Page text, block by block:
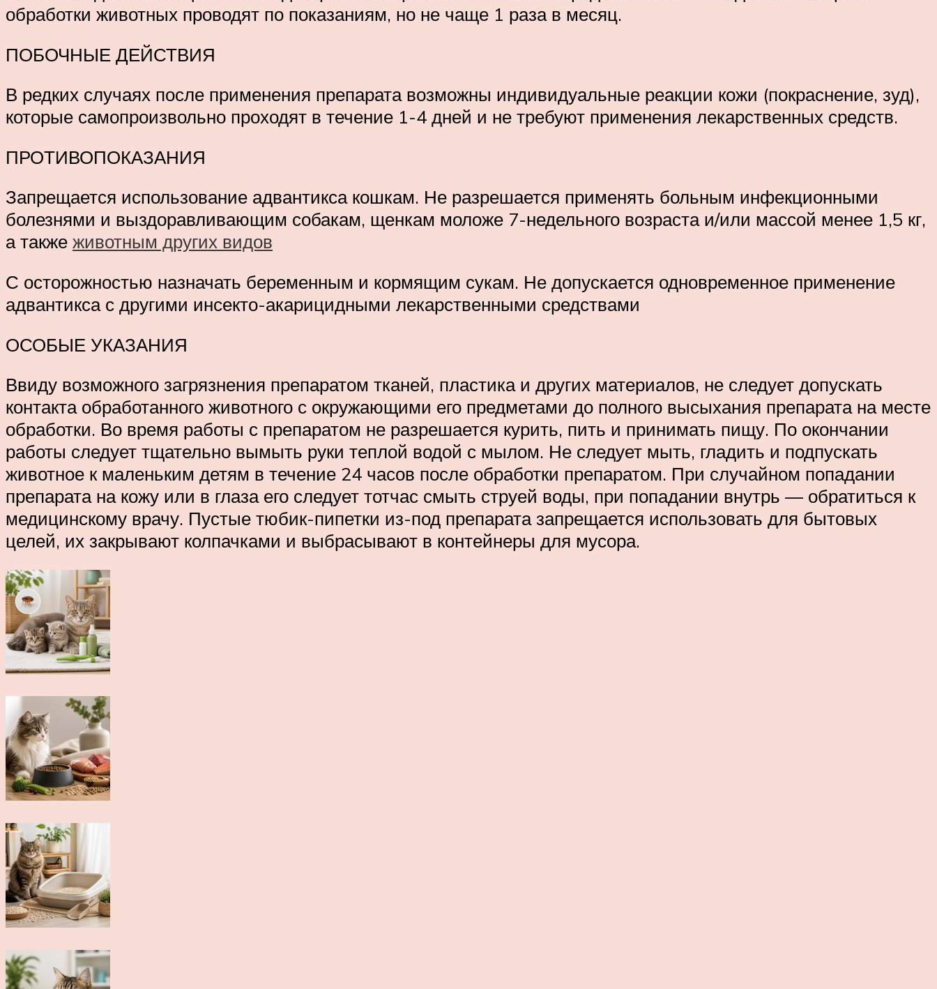
обработки животных проводят по показаниям, но не чаще 1 раза в месяц.
ПОБОЧНЫЕ ДЕЙСТВИЯ
В редких случаях после применения препарата возможны индивидуальные реакции кожи (покраснение, зуд),
которые самопроизвольно проходят в течение 1-4 дней и не требуют применения лекарственных средств.
ПРОТИВОПОКАЗАНИЯ
Запрещается использование адвантикса кошкам. Не разрешается применять больным инфекционными
болезнями и выздоравливающим собакам, щенкам моложе 7-недельного возраста и/или массой менее 1,5 кг,
а также животным других видов
С осторожностью назначать беременным и кормящим сукам. Не допускается одновременное применение
адвантикса с другими инсекто-акарицидными лекарственными средствами
ОСОБЫЕ УКАЗАНИЯ
Ввиду возможного загрязнения препаратом тканей, пластика и других материалов, не следует допускать
контакта обработанного животного с окружающими его предметами до полного высыхания препарата на месте
обработки. Во время работы с препаратом не разрешается курить, пить и принимать пищу. По окончании
работы следует тщательно вымыть руки теплой водой с мылом. Не следует мыть, гладить и подпускать
животное к маленьким детям в течение 24 часов после обработки препаратом. При случайном попадании
препарата на кожу или в глаза его следует тотчас смыть струей воды, при попадании внутрь — обратиться к
медицинскому врачу. Пустые тюбик-пипетки из-под препарата запрещается использовать для бытовых
целей, их закрывают колпачками и выбрасывают в контейнеры для мусора.